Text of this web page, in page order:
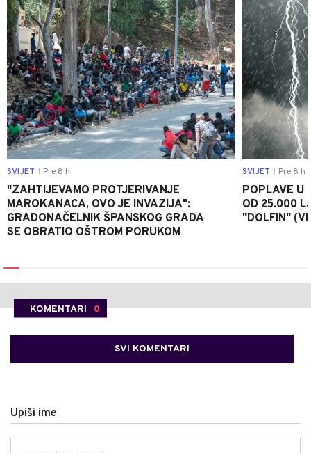
SVIJET Pre 8 h
"ZAHTIJEVAMO PROTJERIVANJE
MAROKANACA, OVO JE INVAZIJA":
GRADONAČELNIK ŠPANSKOG GRADA
SE OBRATIO OŠTROM PORUKOM
SVIJET Pre 8 h
POPLAVE U
OD 25.000
"DOLFIN"
KOMENTARI 0
SVI KOMENTARI
Upiši ime